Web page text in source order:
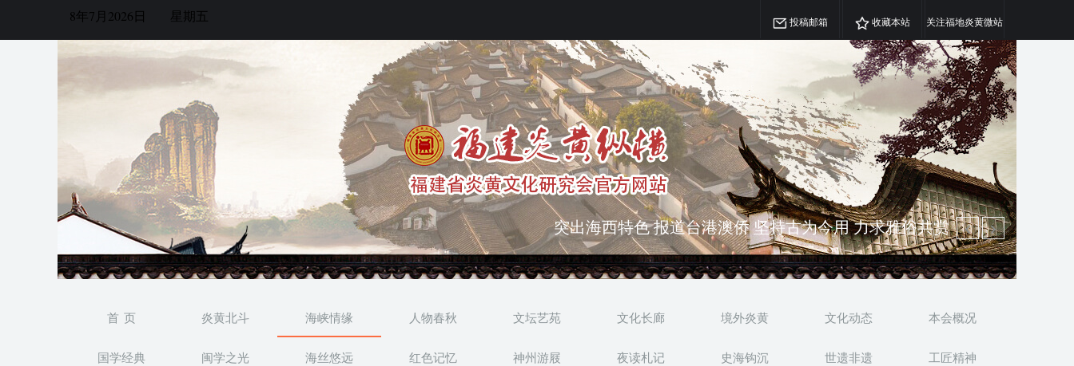
8年7月2026日 星期五 投稿邮箱 收藏本站 关注福地炎黄微站
弘扬优秀文化 振奋民族精神 介绍民族瑰宝 宣传中华精英
突出海西特色 报道台港澳侨 坚持古为今用 力求雅俗共赏
首 页 炎黄北斗 海峡情缘 人物春秋 文坛艺苑 文化长廊 境外炎黄 文化动态 本会概况
国学经典 闽学之光 海丝悠远 红色记忆 神州游屐 夜读札记 史海钩沉 世遗非遗 工匠精神